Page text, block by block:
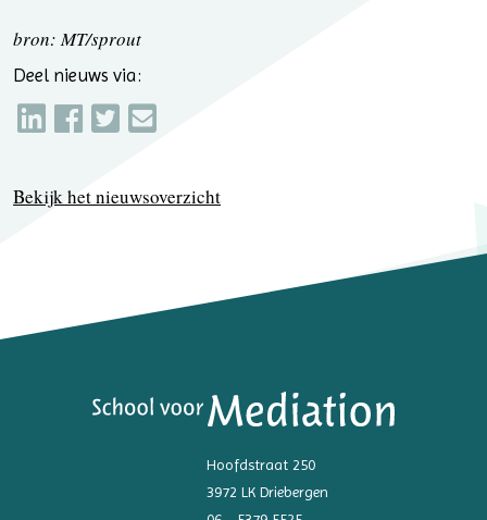
bron: MT/sprout
Deel nieuws via:
Bekijk het nieuwsoverzicht
Hoofdstraat 250
3972 LK Driebergen